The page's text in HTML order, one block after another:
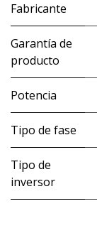
Fabricante
Garantía de
producto
Potencia
Tipo de fase
Tipo de
inversor